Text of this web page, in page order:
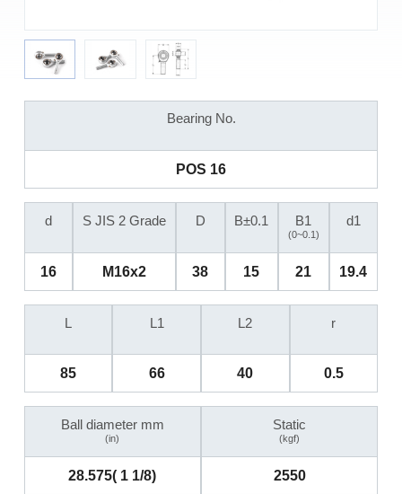
Bearing No.
POS 16
d
16
S JIS 2 Grade
M16x2
D
38
B±0.1
15
B1
(0~0.1)
21
d1
19.4
L
85
L1
66
L2
40
r
0.5
Ball diameter mm
(in)
28.575( 1 1/8)
Static
(kgf)
2550